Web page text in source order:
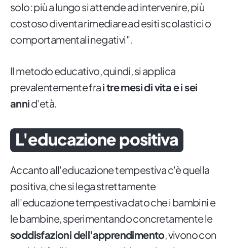
solo: più a lungo si attende ad intervenire, più
costoso diventa rimediare ad esiti scolastici o
comportamentali negativi".
Il metodo educativo, quindi, si applica
prevalentemente frai tre mesi di vita e i sei
annid'età.
L'educazione positiva
Accanto all'educazione tempestiva c'è quella
positiva, che si lega strettamente
all'educazione tempestiva dato che i bambini e
le bambine, sperimentando concretamente le
soddisfazioni dell'apprendimento, vivono con